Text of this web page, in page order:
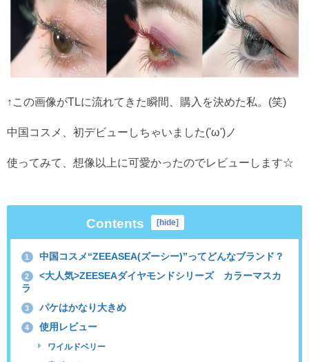
↑この画像がTLに流れてきた瞬間、購入を決めた私。(笑)
中国コスメ、初デビューしちゃいました('ω')ノ
使ってみて、想像以上に可愛かったのでレビューします☆
Contents [hide]
1 中国コスメ“ZEEASEA(ズーシー)”ってどんなブランド？
2
<大人気>ZEESEAダイヤモンドシリーズ カラーマスカ
ラ
3 パケはかなり大きめ
4 使用レビュー
ワイルドベリー